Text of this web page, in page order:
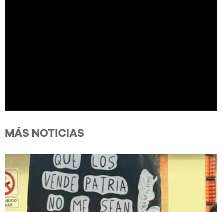
MÁS NOTICIAS